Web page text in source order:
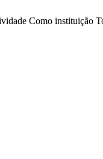
Como instituição